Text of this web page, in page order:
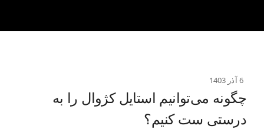
6 آذر 1403
چگونه می‌توانیم استایل کژوال را به
درستی ست کنیم؟